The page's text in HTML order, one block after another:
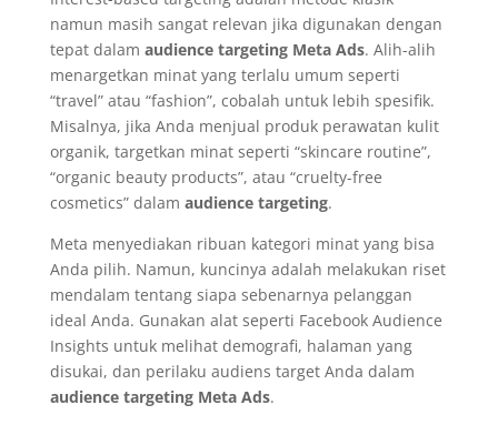
namun masih sangat relevan jika digunakan dengan
tepat dalam audience targeting Meta Ads. Alih-alih
menargetkan minat yang terlalu umum seperti
“travel” atau “fashion”, cobalah untuk lebih spesifik.
Misalnya, jika Anda menjual produk perawatan kulit
organik, targetkan minat seperti “skincare routine”,
“organic beauty products”, atau “cruelty-free
cosmetics” dalam audience targeting.
Meta menyediakan ribuan kategori minat yang bisa
Anda pilih. Namun, kuncinya adalah melakukan riset
mendalam tentang siapa sebenarnya pelanggan
ideal Anda. Gunakan alat seperti Facebook Audience
Insights untuk melihat demografi, halaman yang
disukai, dan perilaku audiens target Anda dalam
audience targeting Meta Ads.